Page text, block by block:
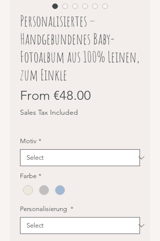
Personalisiertes –
Handgebundenes Baby-
Fotoalbum aus 100% Leinen,
zum Einkle
From €48.00
Sales Tax Included
Motiv *
Farbe *
Personalisierung *